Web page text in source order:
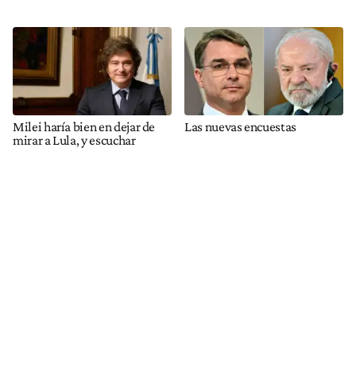
Milei haría bien en dejar de
mirar a Lula, y escuchar
Las nuevas encuestas